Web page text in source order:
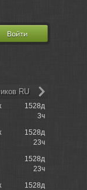
Войти
1528д
3ч
1528д
23ч
1528д
23ч
1528д
RU